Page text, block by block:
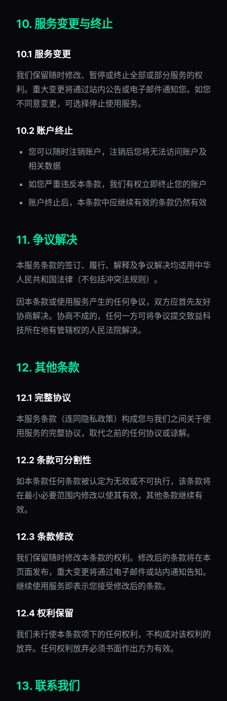
10. 服务变更与终止
10.1 服务变更
我们保留随时修改、暂停或终止全部或部分服务的权
利。重大变更将通过站内公告或电子邮件通知您。如您
不同意变更，可选择停止使用服务。
10.2 账户终止
您可以随时注销账户，注销后您将无法访问账户及
相关数据
如您严重违反本条款，我们有权立即终止您的账户
账户终止后，本条款中应继续有效的条款仍然有效
11. 争议解决
本服务条款的签订、履行、解释及争议解决均适用中华
人民共和国法律（不包括冲突法规则）。
因本条款或使用服务产生的任何争议，双方应首先友好
协商解决。协商不成的，任何一方可将争议提交致益科
技所在地有管辖权的人民法院解决。
12. 其他条款
12.1 完整协议
本服务条款（连同隐私政策）构成您与我们之间关于使
用服务的完整协议，取代之前的任何协议或谅解。
12.2 条款可分割性
如本条款任何条款被认定为无效或不可执行，该条款将
在最小必要范围内修改以使其有效，其他条款继续有
效。
12.3 条款修改
我们保留随时修改本条款的权利。修改后的条款将在本
页面发布，重大变更将通过电子邮件或站内通知告知。
继续使用服务即表示您接受修改后的条款。
12.4 权利保留
我们未行使本条款项下的任何权利，不构成对该权利的
放弃。任何权利放弃必须书面作出方为有效。
13. 联系我们